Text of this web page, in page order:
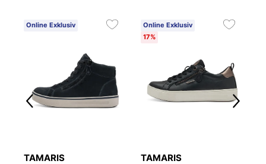
Online Exklusiv
TAMARIS
Online Exklusiv
17%
TAMARIS